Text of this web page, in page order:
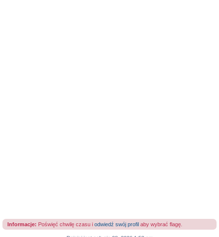
Informacje: Poświęć chwilę czasu i odwiedź swój profil aby wybrać flagę.